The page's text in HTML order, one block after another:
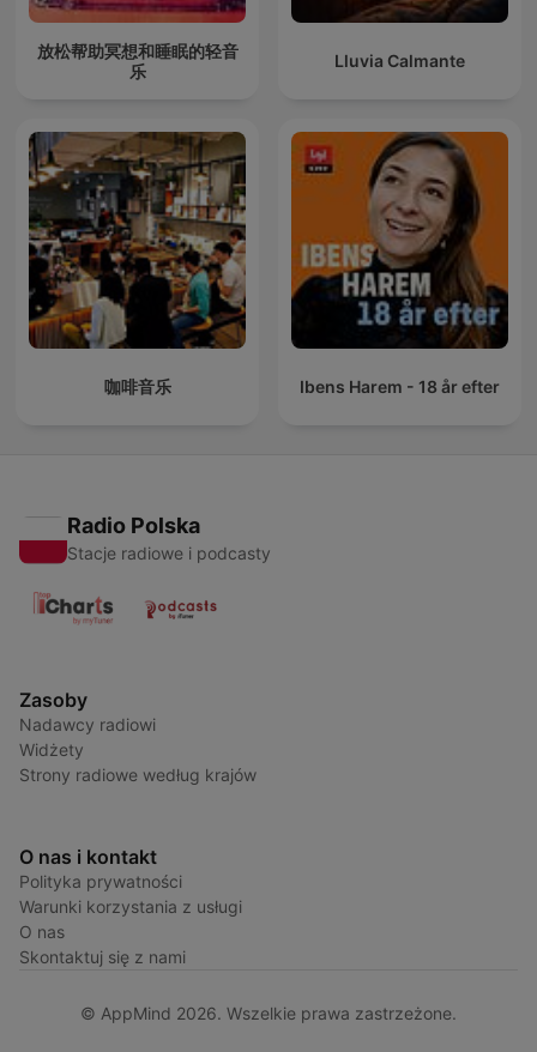
放松帮助冥想和睡眠的轻音
乐
Lluvia Calmante
咖啡音乐 Ibens Harem - 18 år efter
Radio Polska
Stacje radiowe i podcasty
Zasoby
Nadawcy radiowi
Widżety
Strony radiowe według krajów
O nas i kontakt
Polityka prywatności
Warunki korzystania z usługi
O nas
Skontaktuj się z nami
© AppMind 2026. Wszelkie prawa zastrzeżone.